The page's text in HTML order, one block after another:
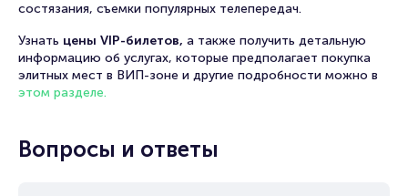
состязания, съемки популярных телепередач.
Узнать цены VIP-билетов, а также получить детальную
информацию об услугах, которые предполагает покупка
элитных мест в ВИП-зоне и другие подробности можно в
этом разделе.
Вопросы и ответы